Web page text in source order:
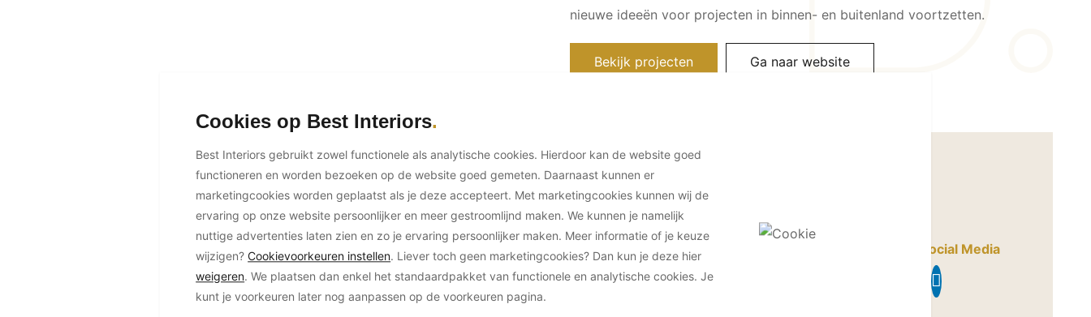
nieuwe ideeën voor projecten in binnen- en buitenland voortzetten.
Bekijk projecten Ga naar website
Contactgegevens
Locatie Amsterdam
Danzigerkade 3E
1013AP Amsterdam
Bereikbaar via
info@o-drie.nl
Social Media
Cookies op Best Interiors
Best Interiors gebruikt zowel functionele als analytische cookies. Hierdoor kan de website goed
functioneren en worden bezoeken op de website goed gemeten. Daarnaast kunnen er
marketingcookies worden geplaatst als je deze accepteert. Met marketingcookies kunnen wij de
ervaring op onze website persoonlijker en meer gestroomlijnd maken. We kunnen je namelijk
nuttige advertenties laten zien en zo je ervaring persoonlijker maken. Meer informatie of je keuze
wijzigen?Cookievoorkeuren instellen. Liever toch geen marketingcookies? Dan kun je deze hier
weigeren. We plaatsen dan enkel het standaardpakket van functionele en analytische cookies. Je
kunt je voorkeuren later nog aanpassen op de voorkeuren pagina.